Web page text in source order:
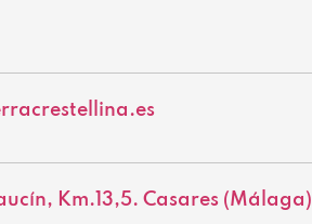
Km.13,5. Casares (Málaga)